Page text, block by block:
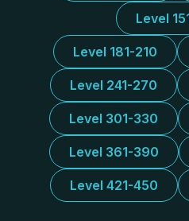
Level
Level 181-210
Level 241-270
Level 301-330
Level 361-390
Level 421-450